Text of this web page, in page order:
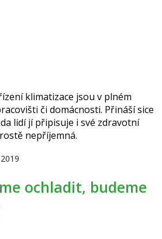
klimatizace jsou v plném
či domácnosti. Přináší sice
lidí jí připisuje i své zdravotní
nepříjemná.